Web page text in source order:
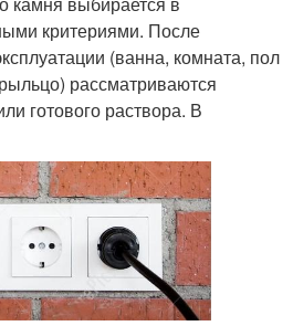
критериями. После
(ванна, комната, пол
рассматриваются
готового раствора. В